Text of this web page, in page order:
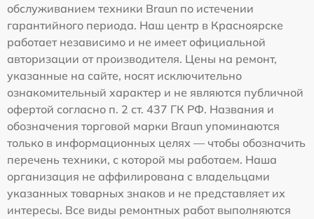
обслуживанием техники Braun по истечении
гарантийного периода. Наш центр в Красноярске
работает независимо и не имеет официальной
авторизации от производителя. Цены на ремонт,
указанные на сайте, носят исключительно
ознакомительный характер и не являются публичной
офертой согласно п. 2 ст. 437 ГК РФ. Названия и
обозначения торговой марки Braun упоминаются
только в информационных целях — чтобы обозначить
перечень техники, с которой мы работаем. Наша
организация не аффилирована с владельцами
указанных товарных знаков и не представляет их
интересы. Все виды ремонтных работ выполняются